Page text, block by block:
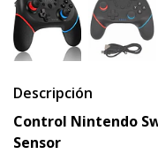
Descripción
Control Nintendo
Sensor